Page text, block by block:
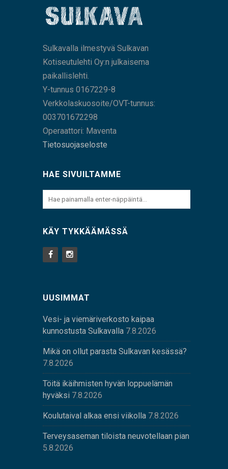
Sulkavalla ilmestyvä Sulkavan
Kotiseutulehti Oy:n julkaisema
paikallislehti.
Y-tunnus 0167229-8
Verkkolaskuosoite/OVT-tunnus:
003701672298
Operaattori: Maventa
Tietosuojaseloste
HAE SIVUILTAMME
KÄY TYKKÄÄMÄSSÄ
UUSIMMAT
Vesi- ja viemäriverkosto kaipaa
kunnostusta Sulkavalla 7.8.2026
Mikä on ollut parasta Sulkavan kesässä?
7.8.2026
Töitä ikäihmisten hyvän loppuelämän
hyväksi 7.8.2026
Koulutaival alkaa ensi viikolla 7.8.2026
Terveysaseman tiloista neuvotellaan pian
5.8.2026